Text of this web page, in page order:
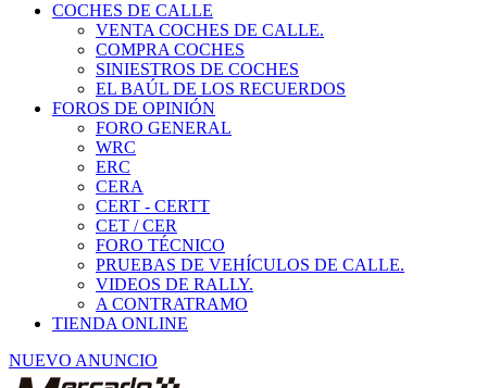
COCHES DE CALLE
VENTA COCHES DE CALLE.
COMPRA COCHES
SINIESTROS DE COCHES
EL BAÚL DE LOS RECUERDOS
FOROS DE OPINIÓN
FORO GENERAL
WRC
ERC
CERA
CERT - CERTT
CET / CER
FORO TÉCNICO
PRUEBAS DE VEHÍCULOS DE CALLE.
VIDEOS DE RALLY.
A CONTRATRAMO
TIENDA ONLINE
NUEVO ANUNCIO